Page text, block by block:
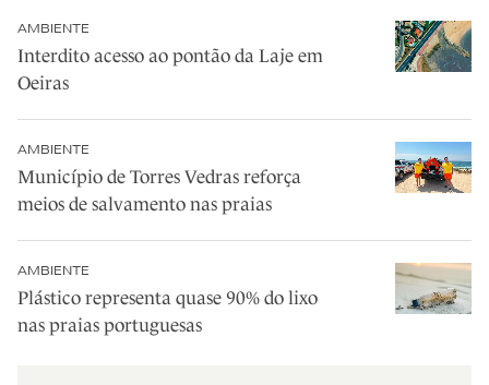
AMBIENTE
Interdito acesso ao pontão da Laje em
Oeiras
AMBIENTE
Município de Torres Vedras reforça
meios de salvamento nas praias
AMBIENTE
Plástico representa quase 90% do lixo
nas praias portuguesas